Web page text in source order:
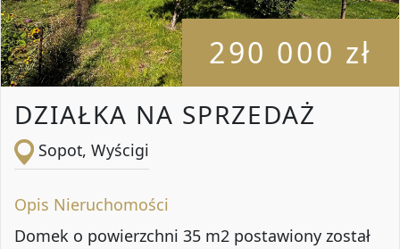
290 000 zł
DZIAŁKA NA SPRZEDAŻ
Sopot, Wyścigi
Opis Nieruchomości
Domek o powierzchni 35 m2 postawiony został